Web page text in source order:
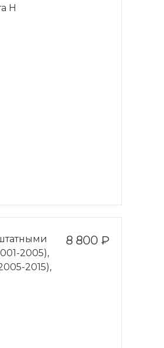
Н
8 800 ₽
2005),
2015),